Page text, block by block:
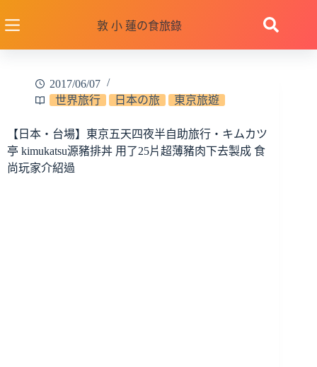
至
敦 小 蓮の食旅錄
2017/06/07
世界旅行
日本の旅 東京旅遊
【日本‧台場】東京五天四夜半自助旅行‧キムカツ
亭 kimukatsu源豬排丼 用了25片超薄豬肉下去製成 食
尚玩家介紹過